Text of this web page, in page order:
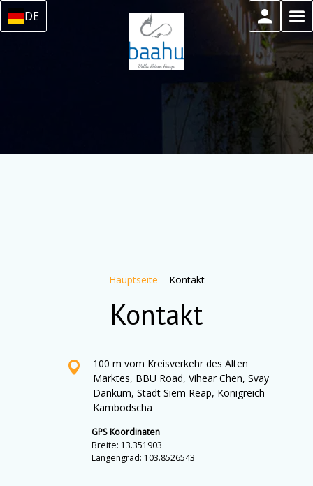
DE
Hauptseite – Kontakt
Kontakt
100 m vom Kreisverkehr des Alten
Marktes, BBU Road, Vihear Chen, Svay
Dankum, Stadt Siem Reap, Königreich
Kambodscha
GPS Koordinaten
Breite: 13.351903
Längengrad: 103.8526543